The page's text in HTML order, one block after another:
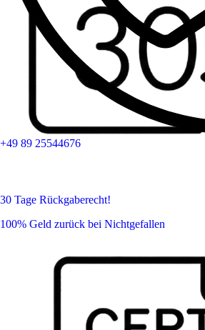
+49 89 25544676
30 Tage Rückgaberecht!
100% Geld zurück bei Nichtgefallen